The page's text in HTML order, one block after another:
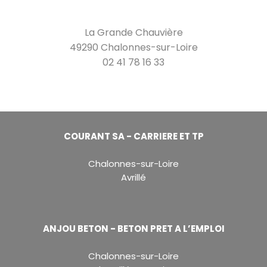
La Grande Chauvière
49290 Chalonnes-sur-Loire
02 41 78 16 33
COURANT SA - CARRIERE ET TP
Chalonnes-sur-Loire
Avrillé
ANJOU BETON - BETON PRET A L’EMPLOI
Chalonnes-sur-Loire